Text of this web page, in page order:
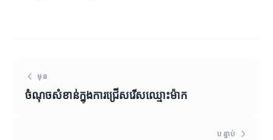
មុន
ចំណុចសំខាន់ក្នុងការជ្រើសរើសឈ្មោះម៉ាក
បន្ទាប់